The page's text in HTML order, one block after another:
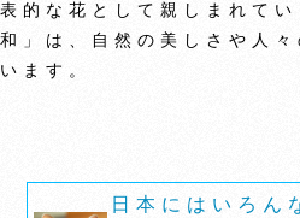
表的な花として親しまれて
和」は、自然の美しさや人
います。
日本にはいろん